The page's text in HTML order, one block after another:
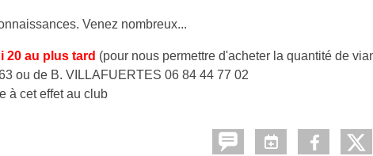
Venez nombreux...
20 au plus tard (pour nous permettre d'acheter la quantité de
ou de B. VILLAFUERTES 06 84 44 77 02
à cet effet au club